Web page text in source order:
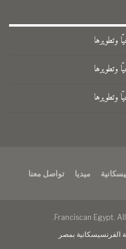
وتطويرها
وتطويرها
وتطويرها
ميديا تواصل معنا
الفرنسيسكانية بمصر